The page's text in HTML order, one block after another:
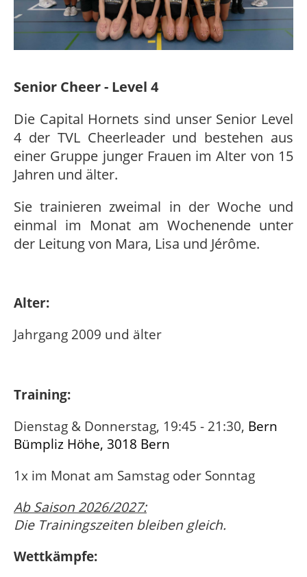
Senior Cheer - Level 4
Die Capital Hornets sind unser Senior Level
4 der TVL Cheerleader und bestehen aus
einer Gruppe junger Frauen im Alter von 15
Jahren und älter.
Sie trainieren zweimal in der Woche und
einmal im Monat am Wochenende unter
der Leitung von Mara, Lisa und Jérôme.
Alter:
Jahrgang 2009 und älter
Training:
Dienstag & Donnerstag, 19:45 - 21:30, Bern
Bümpliz Höhe, 3018 Bern
1x im Monat am Samstag oder Sonntag
Ab Saison 2026/2027:
Die Trainingszeiten bleiben gleich.
Wettkämpfe: